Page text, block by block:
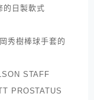
的日製軟式
秀樹棒球手套的
STAFF
PROSTATUS